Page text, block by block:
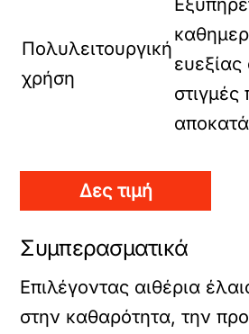
Πολυλειτουργική
χρήση
ευεξίας
στιγμές
Δες τιμή
Συμπερασματικά
Επιλέγοντας αιθέρια
στην καθαρότητα, την